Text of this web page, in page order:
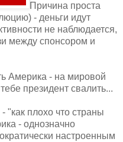
Причина проста
- деньги идут
не наблюдается,
между спонсором и
Америка - на мировой
президент свалить...
"как плохо что страны
- однозначно
настроенным